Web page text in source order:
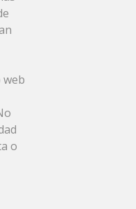
web
o